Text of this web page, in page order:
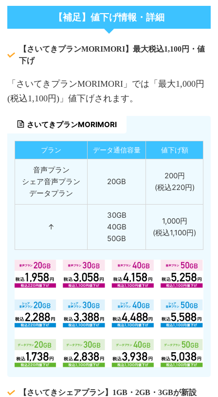
【補足】値下げ情報・詳細
【さいてきプランMORIMORI】最大税込1,100円・値
下げ
「さいてきプランMORIMORI」では「最大1,000円
(税込1,100円)」値下げされます。
さいてきプランMORIMORI
プラン データ通信容量 値下げ額
音声プラン
シェア音声プラン
データプラン
20GB
200円
(税込220円)
↑
30GB
40GB
50GB
1,000円
(税込1,100円)
【さいてきシェアプラン】1GB・2GB・3GBが新設